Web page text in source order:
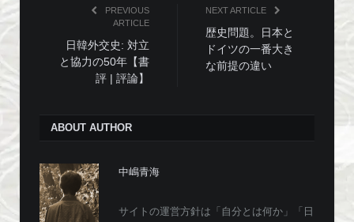
PREVIOUS
ARTICLE
日韓外交史: 対立
と協力の50年【書
評 | 評論】
NEXT ARTICLE
歴史問題。日本と
ドイツの一番大き
な前提の違い
ABOUT AUTHOR
中嶋青海
サイトの運営方針は「自分とは何か」「日